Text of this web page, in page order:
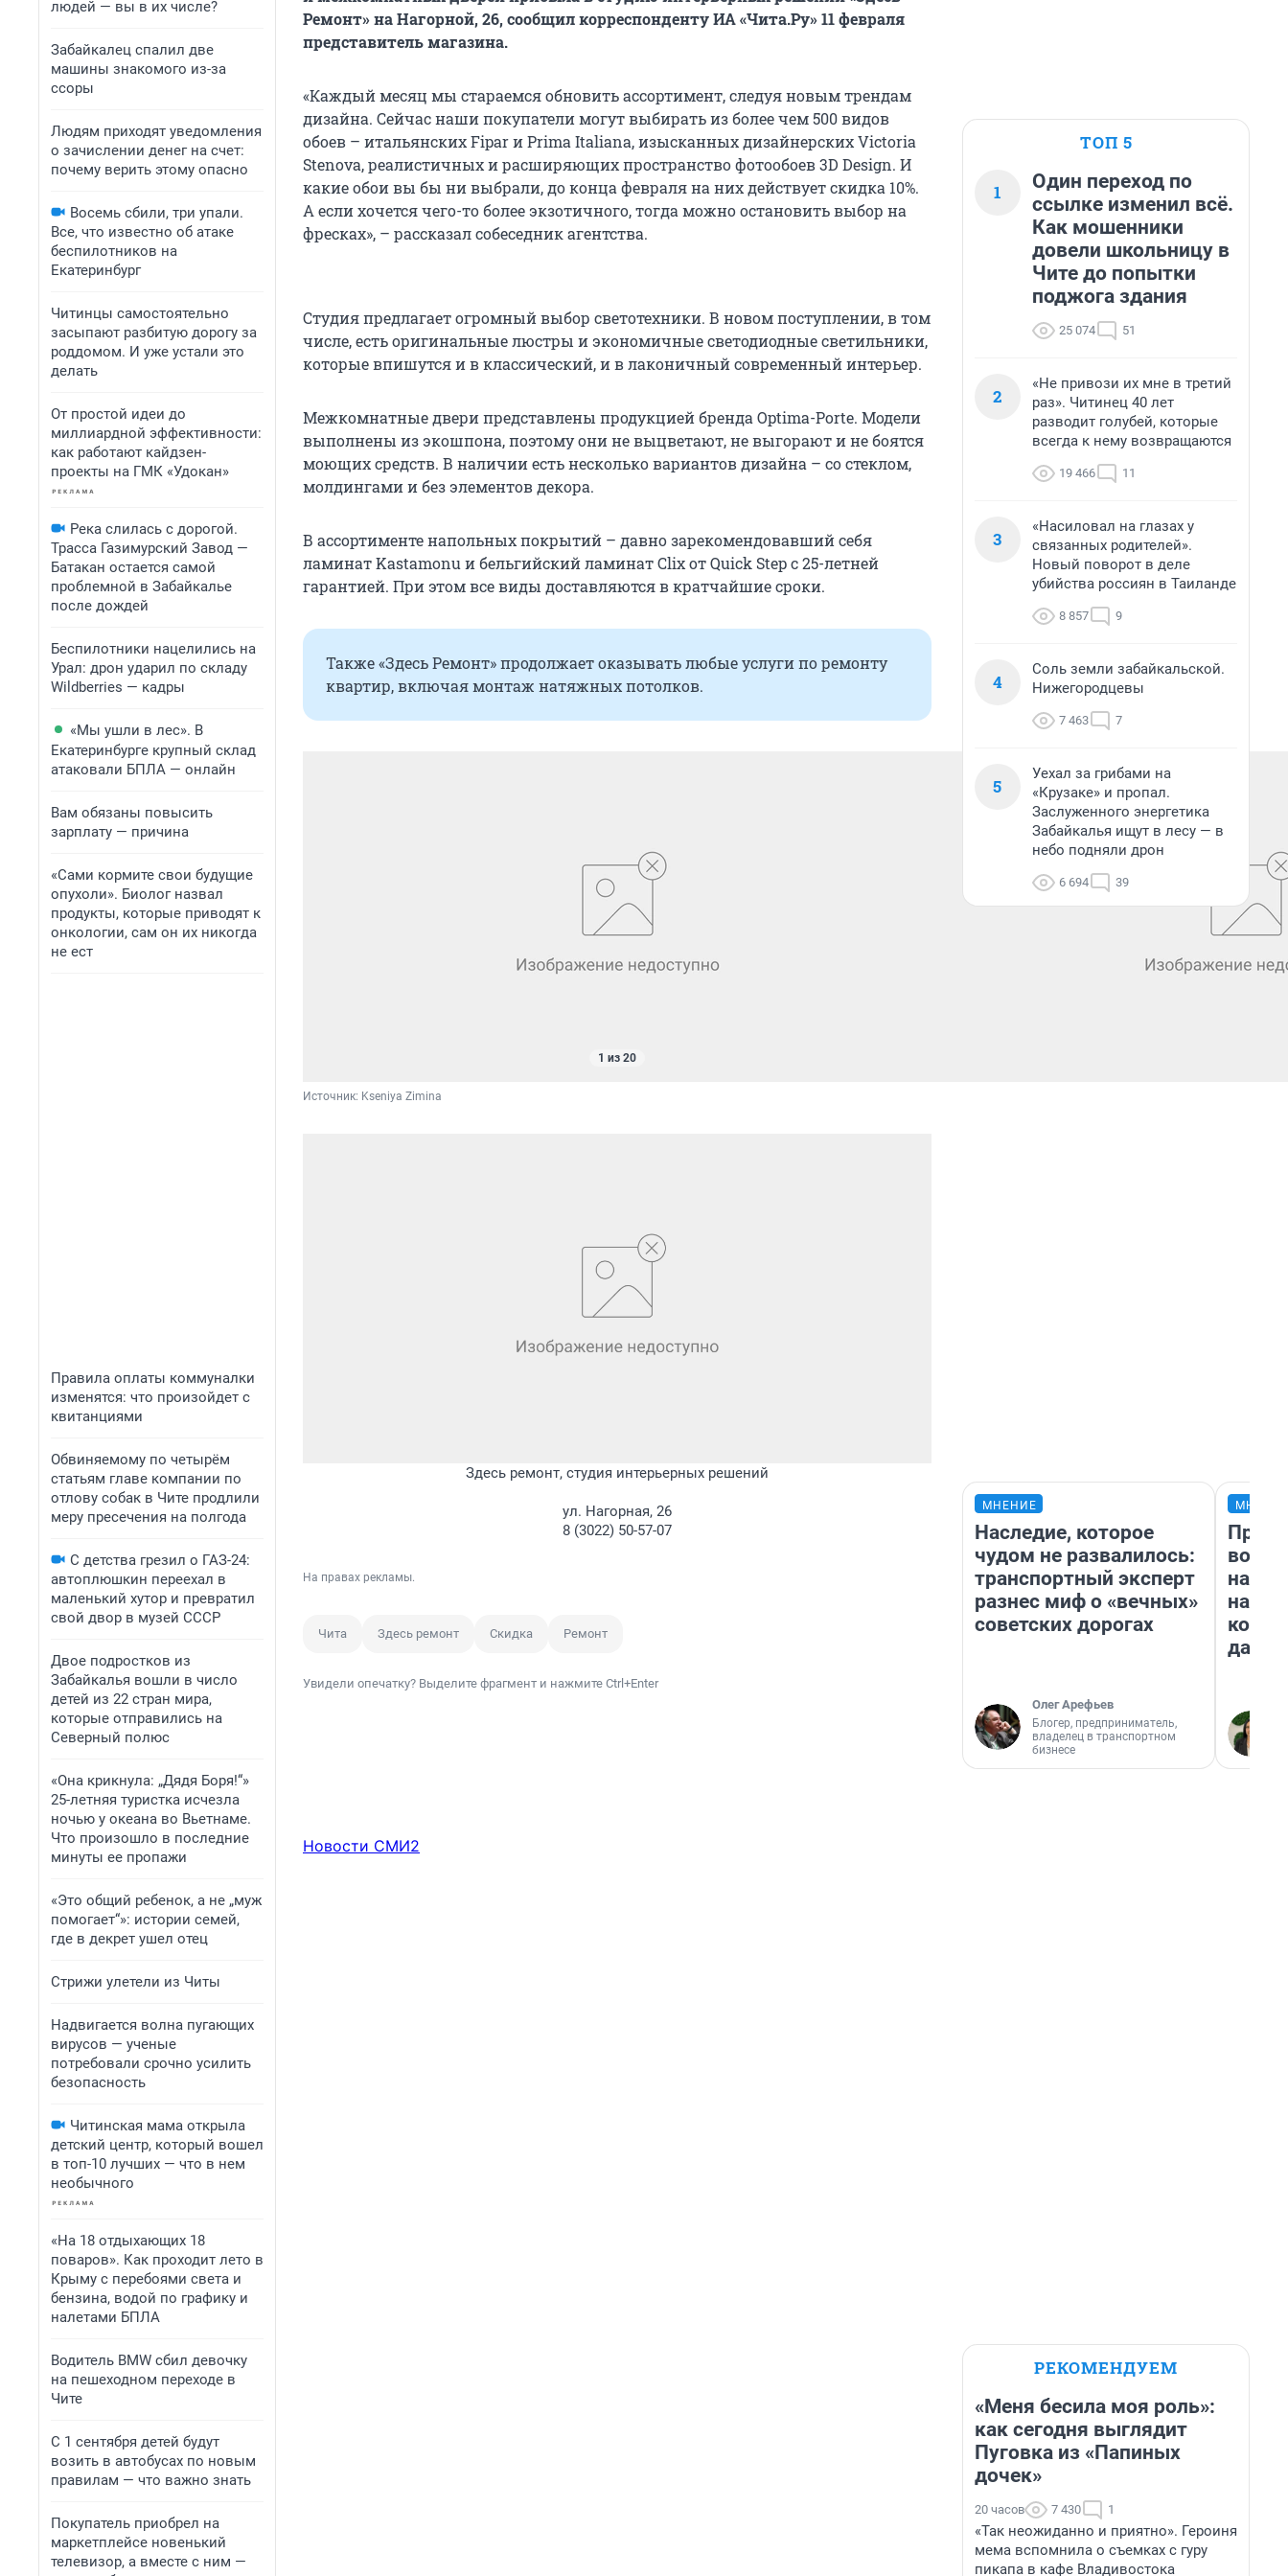
людей — вы в их числе?
Забайкалец спалил две
машины знакомого из-за
ссоры
Людям приходят уведомления
о зачислении денег на счет:
почему верить этому опасно
Восемь сбили, три упали.
Все, что известно об атаке
беспилотников на
Екатеринбург
Читинцы самостоятельно
засыпают разбитую дорогу за
роддомом. И уже устали это
делать
От простой идеи до
миллиардной эффективности:
как работают кайдзен-
проекты на ГМК «Удокан»
Река слилась с дорогой.
Трасса Газимурский Завод —
Батакан остается самой
проблемной в Забайкалье
после дождей
Беспилотники нацелились на
Урал: дрон ударил по складу
Wildberries — кадры
«Мы ушли в лес». В
Екатеринбурге крупный склад
атаковали БПЛА — онлайн
Вам обязаны повысить
зарплату — причина
«Сами кормите свои будущие
опухоли». Биолог назвал
продукты, которые приводят к
онкологии, сам он их никогда
не ест
Правила оплаты коммуналки
изменятся: что произойдет с
квитанциями
Обвиняемому по четырём
статьям главе компании по
отлову собак в Чите продлили
меру пресечения на полгода
С детства грезил о ГАЗ-24:
автоплюшкин переехал в
маленький хутор и превратил
свой двор в музей СССР
Двое подростков из
Забайкалья вошли в число
детей из 22 стран мира,
которые отправились на
Северный полюс
«Она крикнула: „Дядя Боря!“»
25-летняя туристка исчезла
ночью у океана во Вьетнаме.
Что произошло в последние
минуты ее пропажи
«Это общий ребенок, а не „муж
помогает“»: истории семей,
где в декрет ушел отец
Стрижи улетели из Читы
Надвигается волна пугающих
вирусов — ученые
потребовали срочно усилить
безопасность
Читинская мама открыла
детский центр, который вошел
в топ-10 лучших — что в нем
необычного
«На 18 отдыхающих 18
поваров». Как проходит лето в
Крыму с перебоями света и
бензина, водой по графику и
налетами БПЛА
Водитель BMW сбил девочку
на пешеходном переходе в
Чите
С 1 сентября детей будут
возить в автобусах по новым
правилам — что важно знать
Покупатель приобрел на
маркетплейсе новенький
телевизор, а вместе с ним —
Ремонт» на Нагорной, 26, сообщил корреспонденту ИА «Чита.Ру» 11 февраля
представитель магазина.
«Каждый месяц мы стараемся обновить ассортимент, следуя новым трендам
дизайна. Сейчас наши покупатели могут выбирать из более чем 500 видов
обоев – итальянских Fipar и Prima Italiana, изысканных дизайнерских Victoria
Stenova, реалистичных и расширяющих пространство фотообоев 3D Design. И
какие обои вы бы ни выбрали, до конца февраля на них действует скидка 10%.
А если хочется чего-то более экзотичного, тогда можно остановить выбор на
фресках», – рассказал собеседник агентства.
Студия предлагает огромный выбор светотехники. В новом поступлении, в том
числе, есть оригинальные люстры и экономичные светодиодные светильники,
которые впишутся и в классический, и в лаконичный современный интерьер.
Межкомнатные двери представлены продукцией бренда Optima-Porte. Модели
выполнены из экошпона, поэтому они не выцветают, не выгорают и не боятся
моющих средств. В наличии есть несколько вариантов дизайна – со стеклом,
молдингами и без элементов декора.
В ассортименте напольных покрытий – давно зарекомендовавший себя
ламинат Kastamonu и бельгийский ламинат Clix от Quick Step с 25-летней
гарантией. При этом все виды доставляются в кратчайшие сроки.
Также «Здесь Ремонт» продолжает оказывать любые услуги по ремонту
квартир, включая монтаж натяжных потолков.
1 из 20
Источник: Kseniya Zimina
Здесь ремонт, студия интерьерных решений
ул. Нагорная, 26
8 (3022) 50-57-07
На правах рекламы.
Чита Здесь ремонт Скидка Ремонт
Увидели опечатку? Выделите фрагмент и нажмите Ctrl+Enter
Новости СМИ2
ТОП 5
1
Один переход по
ссылке изменил всё.
Как мошенники
довели школьницу в
Чите до попытки
поджога здания
25 074 51
2
«Не привози их мне в третий
раз». Читинец 40 лет
разводит голубей, которые
всегда к нему возвращаются
19 466 11
3
«Насиловал на глазах у
связанных родителей».
Новый поворот в деле
убийства россиян в Таиланде
8 857 9
4
Соль земли забайкальской.
Нижегородцевы
7 463 7
5
Уехал за грибами на
«Крузаке» и пропал.
Заслуженного энергетика
Забайкалья ищут в лесу — в
небо подняли дрон
6 694 39
МНЕНИЕ
Наследие, которое
чудом не развалилось:
транспортный эксперт
разнес миф о «вечных»
советских дорогах
Олег Арефьев
Блогер, предприниматель,
владелец в транспортном
бизнесе
нам
даже
РЕКОМЕНДУЕМ
«Меня бесила моя роль»:
как сегодня выглядит
Пуговка из «Папиных
дочек»
20 часов 7 430 1
«Так неожиданно и приятно». Героиня
мема вспомнила о съемках с гуру
пикапа в кафе Владивостока